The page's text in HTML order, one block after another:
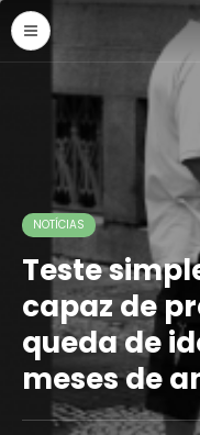
NOTÍCIAS
Teste
capaz de
queda de
meses de